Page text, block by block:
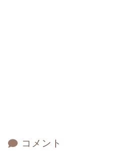
コメント